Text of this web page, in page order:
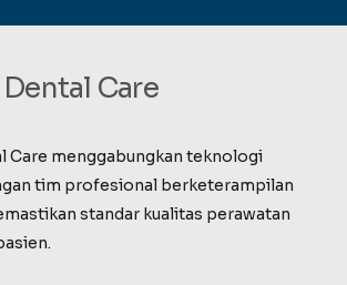
Dental Care
Care menggabungkan teknologi
tim profesional berketerampilan
standar kualitas perawatan